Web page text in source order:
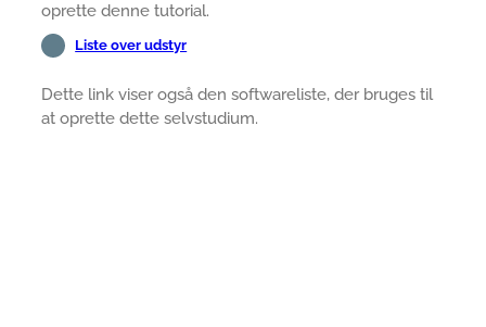
oprette denne tutorial.
Liste over udstyr
Dette link viser også den softwareliste, der bruges til
at oprette dette selvstudium.